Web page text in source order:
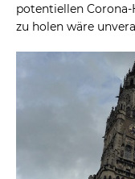
potentiellen
zu holen wäre